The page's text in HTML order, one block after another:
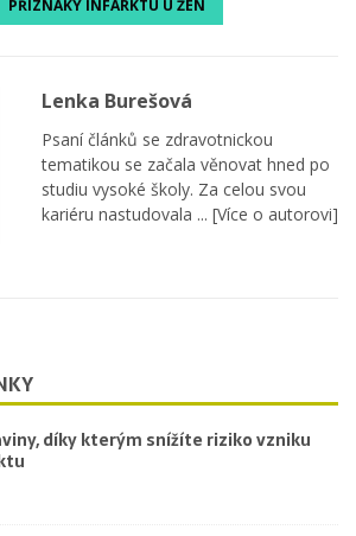
PŘÍZNAKY INFARKTU U ŽEN
Lenka Burešová
Psaní článků se zdravotnickou
tematikou se začala věnovat hned po
studiu vysoké školy. Za celou svou
kariéru nastudovala ... [Více o autorovi]
díky kterým snížíte riziko vzniku